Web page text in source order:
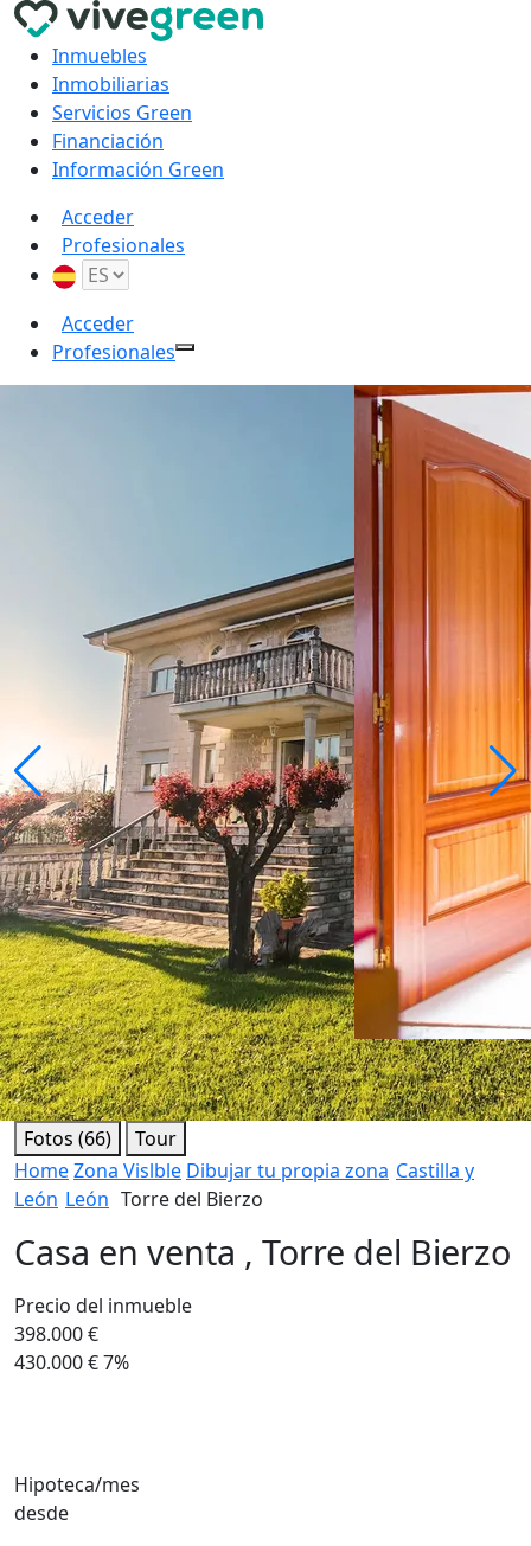
Inmuebles
Inmobiliarias
Servicios Green
Financiación
Información Green
Acceder
Profesionales
Acceder
Profesionales
Fotos (66)
Tour
HomeZona Vislble Dibujar tu propia zona Castilla y
León León Torre del Bierzo
Casa en venta , Torre del Bierzo
Precio del inmueble
398.000 €
430.000 €7%
Hipoteca/mes
desde